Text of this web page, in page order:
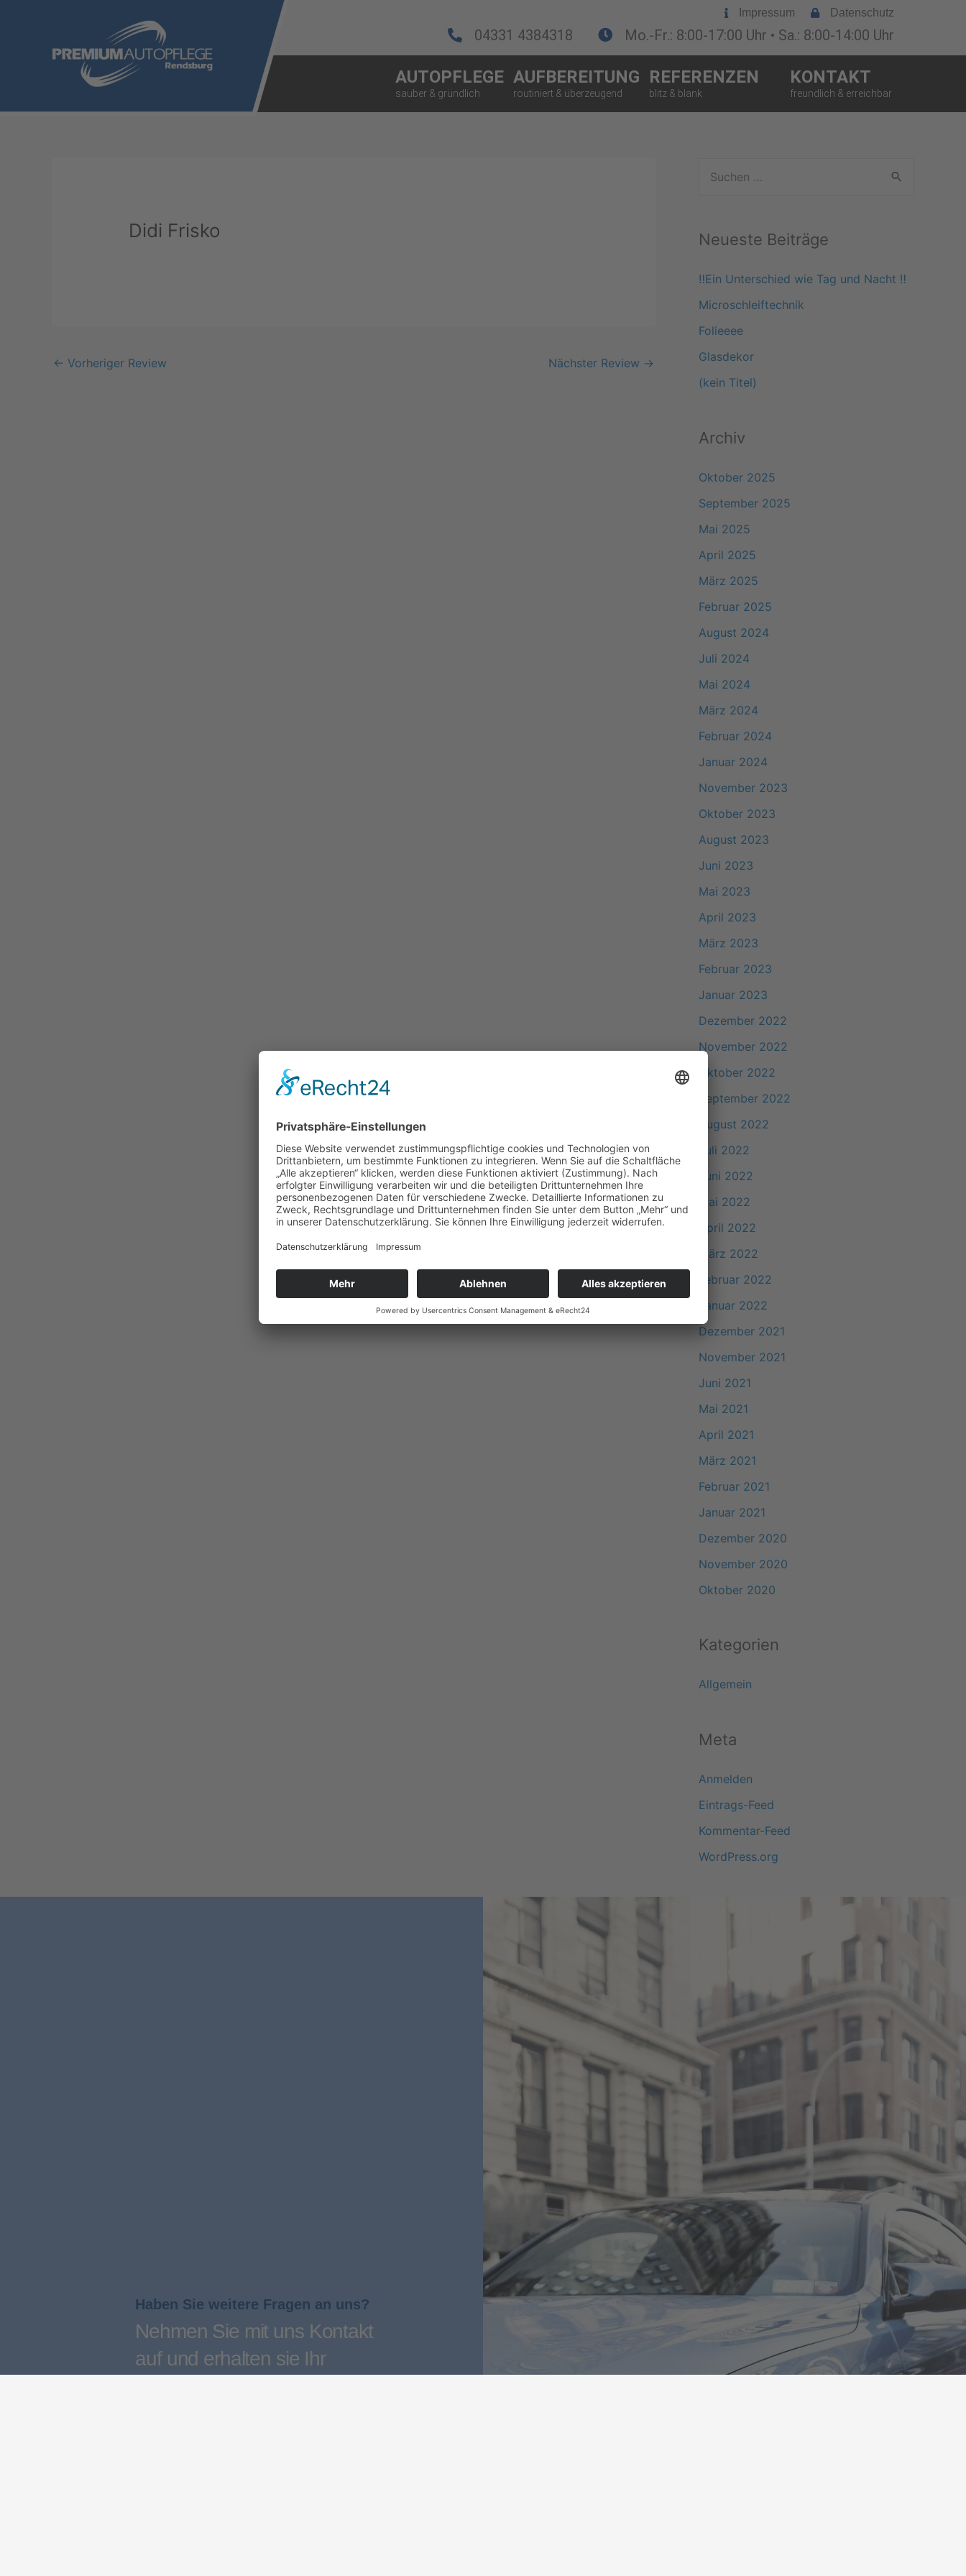
Impressum Datenschutz
04331 4384318 Mo.-Fr.: 8:00-17:00 Uhr • Sa.: 8:00-14:00 Uhr
AUTOPFLEGE AUFBEREITUNG REFERENZEN KONTAKT
Didi Frisko
← Vorheriger Review Nächster Review →
h
e
c
h
Neueste Beiträge
‼️Ein Unterschied wie Tag und Nacht ‼️
Microschleiftechnik
Folieeee
Glasdekor
(kein Titel)
Archiv
Oktober 2025
September 2025
Mai 2025
April 2025
März 2025
Februar 2025
August 2024
Juli 2024
Mai 2024
März 2024
Februar 2024
Januar 2024
November 2023
Oktober 2023
August 2023
Juni 2023
Mai 2023
April 2023
März 2023
Februar 2023
Januar 2023
Dezember 2022
November 2022
Oktober 2022
September 2022
August 2022
Juli 2022
Juni 2022
Mai 2022
April 2022
März 2022
Februar 2022
Januar 2022
Dezember 2021
November 2021
Juni 2021
Mai 2021
April 2021
März 2021
Februar 2021
Januar 2021
Dezember 2020
November 2020
Oktober 2020
Kategorien
Allgemein
Meta
Anmelden
Eintrags-Feed
Kommentar-Feed
WordPress.org
Haben Sie weitere Fragen an uns?
Nehmen Sie mit uns Kontakt
auf und erhalten sie Ihr